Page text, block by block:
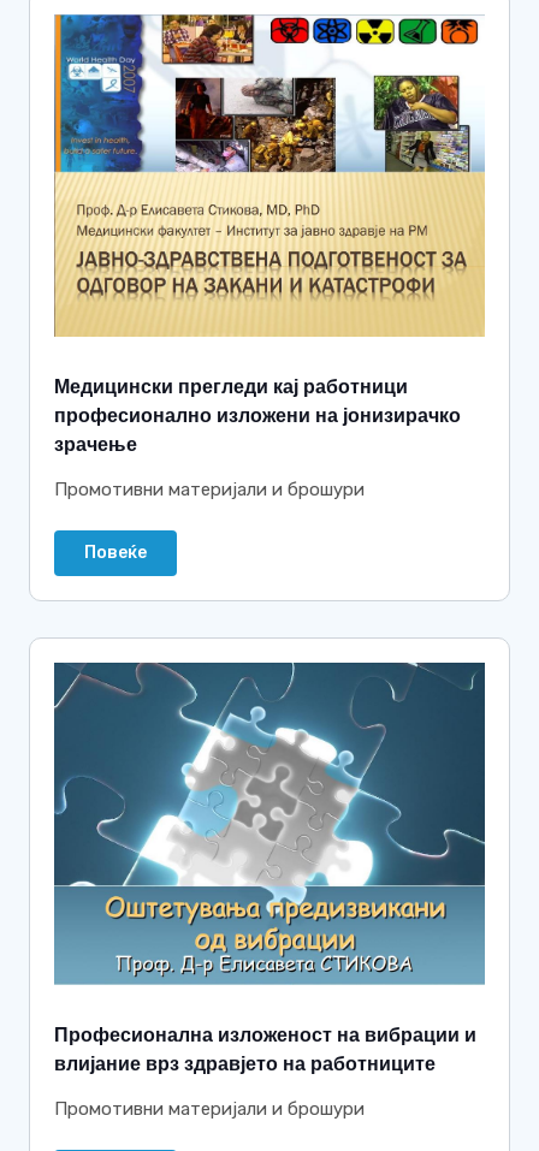
Медицински прегледи кај работници
професионално изложени на јонизирачко
зрачење
Промотивни материјали и брошури
Повеќе
Професионална изложеност на вибрации и
влијание врз здравјето на работниците
Промотивни материјали и брошури